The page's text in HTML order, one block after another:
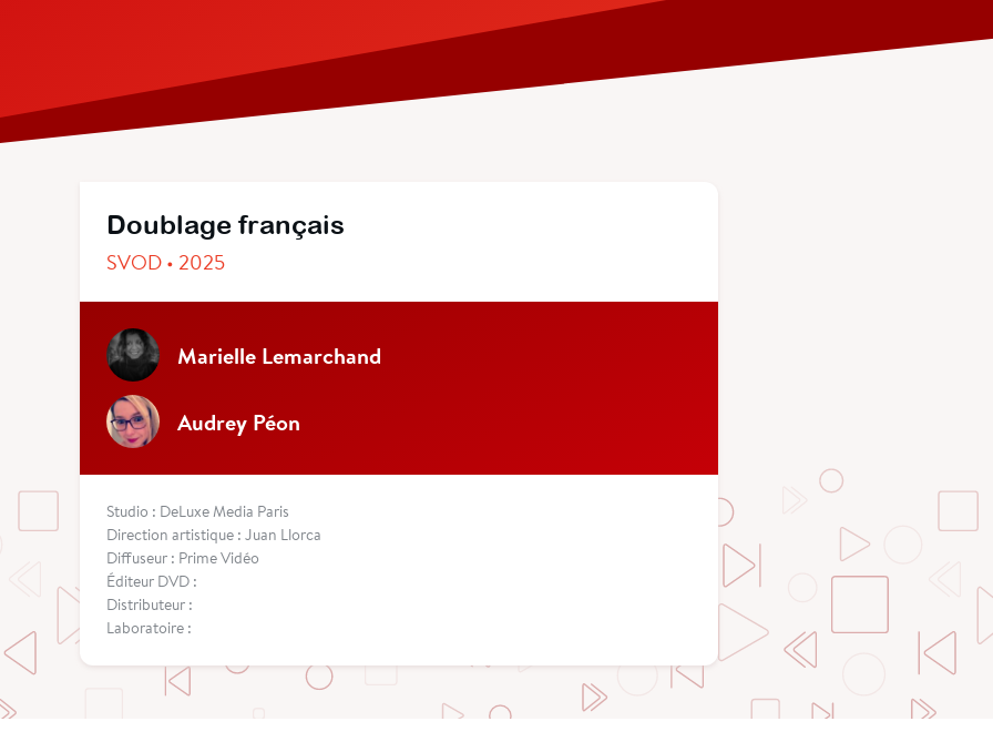
Doublage français
SVOD • 2025
Marielle Lemarchand
Audrey Péon
Studio : DeLuxe Media Paris
Direction artistique : Juan Llorca
Diffuseur : Prime Vidéo
Éditeur DVD :
Distributeur :
Laboratoire :